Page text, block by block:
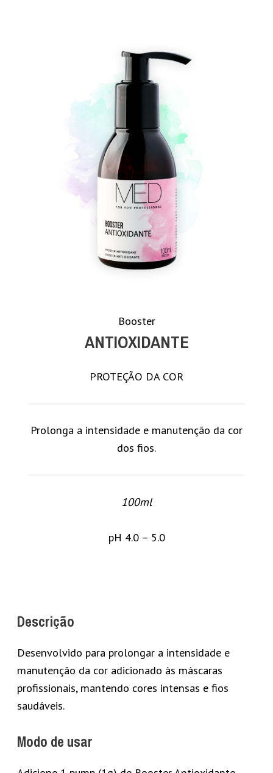
Booster
ANTIOXIDANTE
PROTEÇÃO DA COR
Prolonga a intensidade e manutenção da cor
dos fios.
100ml
pH 4.0 – 5.0
Descrição
Desenvolvido para prolongar a intensidade e
manutenção da cor adicionado às máscaras
profissionais, mantendo cores intensas e fios
saudáveis.
Modo de usar